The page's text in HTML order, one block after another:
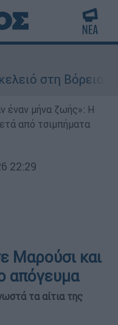
στη Βόρεια
έναν μήνα ζωής»: Η
από τσιμπήματα
22:29
Μαρούσι και
απόγευμα
τα αίτια της